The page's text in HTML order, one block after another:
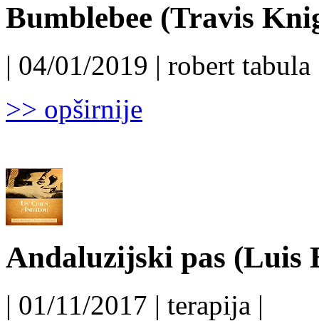
Bumblebee (Travis
| 04/01/2019 | robert tabula
>> opširnije
Andaluzijski pas (Luis
| 01/11/2017 | terapija |